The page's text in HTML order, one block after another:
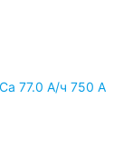
77.0 А/ч 750 A